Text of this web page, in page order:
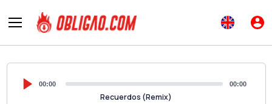
00:00 00:00
Recuerdos (Remix)